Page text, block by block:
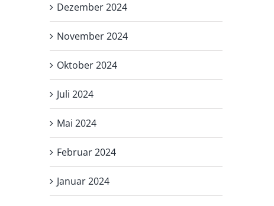
Dezember 2024
November 2024
Oktober 2024
Juli 2024
Mai 2024
Februar 2024
Januar 2024